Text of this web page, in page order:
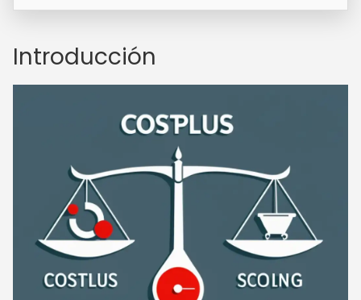
Introducción